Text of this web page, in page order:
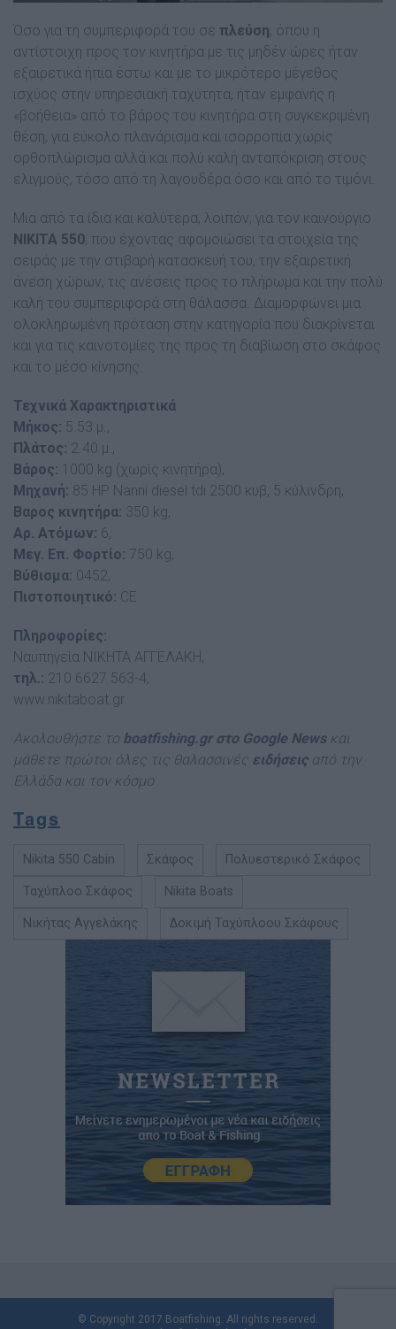
Όσο για τη συµπεριφορά του σε πλεύση, όπου η
αντίστοιχη προς τον κινητήρα µε τις µηδέν ώρες ήταν
εξαιρετικά ήπια έστω και µε το µικρότερο µέγεθος
ισχύος στην υπηρεσιακή ταχύτητα, ήταν εµφανής η
«βοήθεια» από το βάρος του κινητήρα στη συγκεκριµένη
θέση, για εύκολο πλανάρισµα και ισορροπία χωρίς
ορθοπλώρισµα αλλά και πολύ καλή ανταπόκριση στους
ελιγµούς, τόσο από τη λαγουδέρα όσο και από το τιµόνι.
Μια από τα ίδια και καλύτερα, λοιπόν, για τον καινούργιο
ΝΙΚΙΤΑ 550, που έχοντας αφοµοιώσει τα στοιχεία της
σειράς µε την στιβαρή κατασκευή του, την εξαιρετική
άνεση χώρων, τις ανέσεις προς το πλήρωµα και την πολύ
καλή του συµπεριφορά στη θάλασσα. Διαµορφώνει µια
ολοκληρωµένη πρόταση στην κατηγορία που διακρίνεται
και για τις καινοτοµίες της προς τη διαβίωση στο σκάφος
και το µέσο κίνησης.
Τεχνικά Χαρακτηριστικά
Μήκος: 5.53 µ.,
Πλάτος: 2.40 µ.,
Βάρος: 1000 kg (χωρίς κινητήρα),
Μηχανή: 85 ΗP Nanni diesel tdi 2500 κυβ, 5 κύλινδρη,
Βαρος κινητήρα: 350 kg,
Αρ. Ατόµων: 6,
Μεγ. Επ. Φορτίο: 750 kg,
Βύθισµα: 0452,
Πιστοποιητικό: CE
Πληροφορίες:
Ναυπηγεία ΝΙΚΗΤΑ ΑΓΓΕΛΑΚΗ,
τηλ.: 210 6627 563-4,
www.nikitaboat.gr
Ακολουθήστε το boatfishing.gr στο Google Newsκαι
μάθετε πρώτοι όλες τις θαλασσινές ειδήσειςαπό την
Ελλάδα και τον κόσμο
Tags
Νikita 550 Cabin Σκάφος Πολυεστερικό Σκάφος
Ταχύπλοο Σκάφος Nikita Boats
Νικήτας Αγγελάκης Δοκιμή Ταχύπλοου Σκάφους
© Copyright 2017 Boatfishing. All rights reserved.